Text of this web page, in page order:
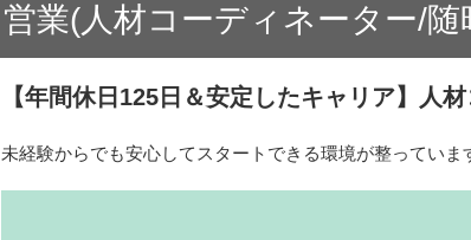
営業(人材コーディネーター/
【年間休日125日＆安定したキャリア】人
未経験からでも安心してスタートできる環境が整ってい